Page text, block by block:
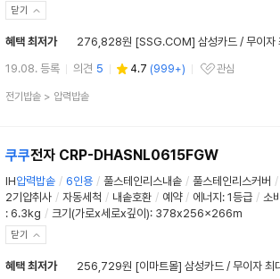
닫기
혜택 최저가
276,828원 [SSG.COM] 삼성카드 / 무이자
19.08. 등록
의견 5 4.7 (999+)
관심상품
관심
상
전기밥솥> 압력밥솥
쿠쿠전자 CRP-DHASNL0615FGW
IH압력밥솥 / 6인용 / 풀스테인리스내솥 / 풀스테인리스커버 /
2기압취사 / 자동세척 / 내솥호환 / 예약 / 에너지 : 1등급 / 소
: 6.3kg / 크기(가로x세로x깊이): 378x256x266m
닫기
혜택 최저가
256,729원 [이마트몰] 삼성카드 / 무이자 최